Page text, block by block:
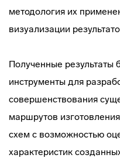
методология их
визуализации
Полученные результаты
инструменты для
совершенствования
маршрутов
схем с возможностью
характеристик